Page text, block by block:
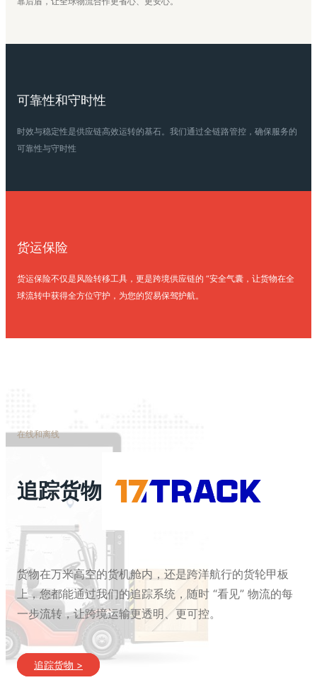
可靠性和守时性
时效与稳定性是供应链高效运转的基石。我们通过全链路管控，确保服务的
可靠性与守时性
货运保险
货运保险不仅是风险转移工具，更是跨境供应链的 “安全气囊，让货物在全
球流转中获得全方位守护，为您的贸易保驾护航。
在线和离线
追踪货物
货物在万米高空的货机舱内，还是跨洋航行的货轮甲板
上，您都能通过我们的追踪系统，随时 “看见” 物流的每
一步流转，让跨境运输更透明、更可控。
追踪货物 >